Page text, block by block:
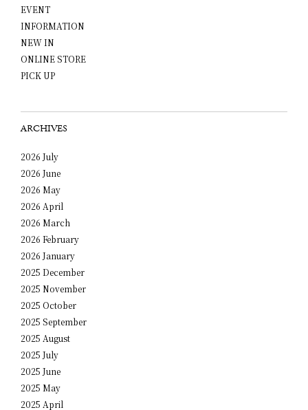
EVENT
INFORMATION
NEW IN
ONLINE STORE
PICK UP
ARCHIVES
2026 July
2026 June
2026 May
2026 April
2026 March
2026 February
2026 January
2025 December
2025 November
2025 October
2025 September
2025 August
2025 July
2025 June
2025 May
2025 April